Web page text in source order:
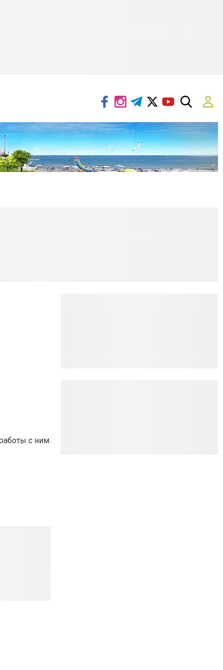
с ним.